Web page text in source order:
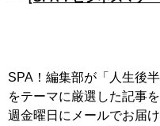
SPA！編集部が「人生後
をテーマに厳選した記事
週金曜日にメールでお届